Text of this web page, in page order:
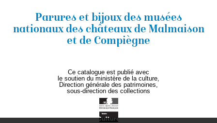
Parures et bijoux des musées
nationauxdes châteaux de Malmaison
et de Compiègne
Ce catalogue est publié avec
le soutien du ministère de la culture,
Direction générale des patrimoines,
sous-direction des collections